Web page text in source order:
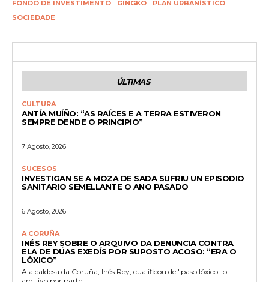
FONDO DE INVESTIMENTO
GINGKO
PLAN URBANÍSTICO
SOCIEDADE
ÚLTIMAS
CULTURA
ANTÍA MUÍÑO: “AS RAÍCES E A TERRA ESTIVERON
SEMPRE DENDE O PRINCIPIO”
7 Agosto, 2026
SUCESOS
INVESTIGAN SE A MOZA DE SADA SUFRIU UN EPISODIO
SANITARIO SEMELLANTE O ANO PASADO
6 Agosto, 2026
A CORUÑA
INÉS REY SOBRE O ARQUIVO DA DENUNCIA CONTRA
ELA DE DÚAS EXEDÍS POR SUPOSTO ACOSO: “ERA O
LÓXICO”
A alcaldesa da Coruña, Inés Rey, cualificou de "paso lóxico" o